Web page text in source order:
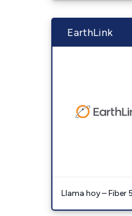
EarthLink
Llama hoy –